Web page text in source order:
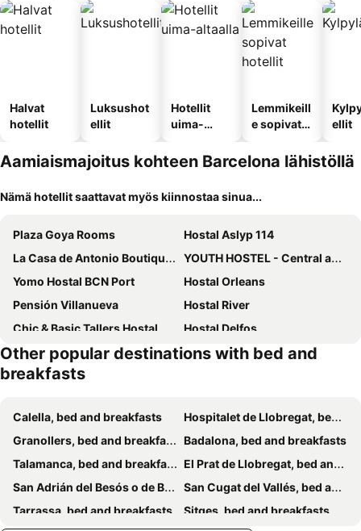
Halvat
hotellit
Luksushot
ellit
Hotellit
uima-
Lemmikeill
e sopivat
ellit
Aamiaismajoitus kohteen Barcelona lähistöllä
Nämä hotellit saattavat myös kiinnostaa sinua...
Plaza Goya Rooms
Hostal Aslyp 114
La Casa de Antonio Boutique Rooms
YOUTH HOSTEL - Central and Basic Drassanes
Yomo Hostal BCN Port
Hostal Orleans
Pensión Villanueva
Hostal River
Chic & Basic Tallers Hostal
Hostal Delfos
Pensión Peiró
Hostal Portugal
BCN Home Guest House
Hostal Sans
Blanc Guesthouse
Rooms Flor
Hostal Apolo
Amistat City Hostel Barcelona Hostal Balmes Centro
Hostal Barcelona
Enzo Fira Guest House
Hostal LK
Hostal Sant Carlo
Other popular destinations with bed and
breakfasts
Calella, bed and breakfasts
Hospitalet de Llobregat, bed and breakfasts
Granollers, bed and breakfasts
Badalona, bed and breakfasts
Talamanca, bed and breakfasts
El Prat de Llobregat, bed and breakfasts
San Adrián del Besós o de Besós, bed and breakfasts
San Cugat del Vallés, bed and breakfasts
Tarrassa, bed and breakfasts
Sitges, bed and breakfasts